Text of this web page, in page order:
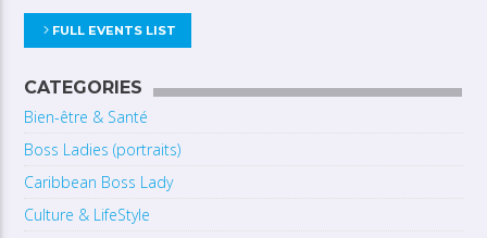
FULL EVENTS LIST
CATEGORIES
Bien-être & Santé
Boss Ladies (portraits)
Caribbean Boss Lady
Culture & LifeStyle